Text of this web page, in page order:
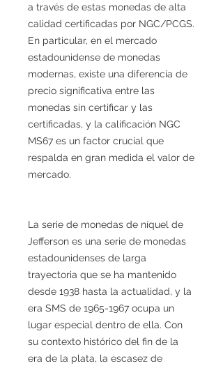
a través de estas monedas de alta
calidad certificadas por NGC/PCGS.
En particular, en el mercado
estadounidense de monedas
modernas, existe una diferencia de
precio significativa entre las
monedas sin certificar y las
certificadas, y la calificación NGC
MS67 es un factor crucial que
respalda en gran medida el valor de
mercado.
La serie de monedas de níquel de
Jefferson es una serie de monedas
estadounidenses de larga
trayectoria que se ha mantenido
desde 1938 hasta la actualidad, y la
era SMS de 1965-1967 ocupa un
lugar especial dentro de ella. Con
su contexto histórico del fin de la
era de la plata, la escasez de